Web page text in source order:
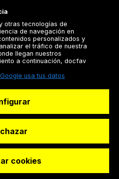
reserva
S.L
otras tecnologías de
de navegación en
personalizados y
el tráfico de nuestra
llegan nuestros
a continuación, docfav
usa tus datos
cookies